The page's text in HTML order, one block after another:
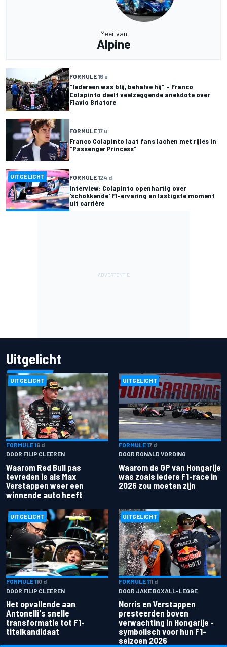
Meer van
Alpine
FORMULE 16 u
"Iedereen was blij, behalve hij" – Franco
Colapinto deelt veelzeggende anekdote over
Flavio Briatore
FORMULE 17 u
Franco Colapinto laat fans lachen met rijles in
"Passenger Princess"
UITGELICHT FORMULE 124 d
Interview: Colapinto openhartig over
'schokkende' F1-ervaring en lastigste moment
uit carrière
Uitgelicht
UITGELICHT
FORMULE 16 d
DOOR FILIP CLEEREN
Waarom Red Bull pas
tevreden is als Max
Verstappen weer een
winnende auto heeft
UITGELICHT
FORMULE 17 d
DOOR RONALD VORDING
Waarom de GP van Hongarije
was zoals iedere F1-race in
2026 zou moeten zijn
UITGELICHT
FORMULE 110 d
DOOR FILIP CLEEREN
Het opvallende aan
Antonelli's snelle
transformatie tot F1-
titelkandidaat
UITGELICHT
FORMULE 111 d
DOOR JAKE BOXALL-LEGGE
Norris en Verstappen
presteerden boven
verwachting in Hongarije -
symbolisch voor hun F1-
seizoen 2026